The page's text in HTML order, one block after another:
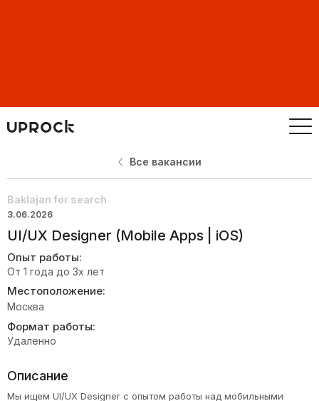
Все вакансии
Baklajan for search
3.06.2026
UI/UX Designer (Mobile Apps | iOS)
Опыт работы:
От 1 года до 3х лет
Местоположение:
Москва
Формат работы:
Удаленно
Описание
Мы ищем UI/UX Designer с опытом работы над мобильными